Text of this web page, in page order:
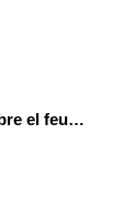
Podcast 25/26 - Maquetas sobre el feudalismo